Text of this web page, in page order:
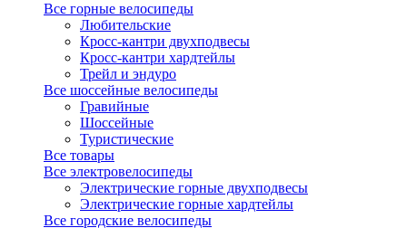
Все горные велосипеды
Любительские
Кросс-кантри двухподвесы
Кросс-кантри хардтейлы
Трейл и эндуро
Все шоссейные велосипеды
Гравийные
Шоссейные
Туристические
Все товары
Все электровелосипеды
Электрические горные двухподвесы
Электрические горные хардтейлы
Все городские велосипеды